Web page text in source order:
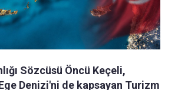
Sözcüsü Öncü Keçeli,
Denizi'ni de kapsayan Turizm